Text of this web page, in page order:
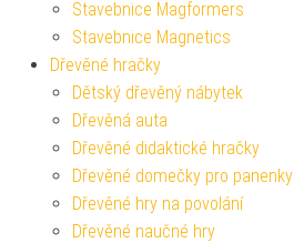
Stavebnice Magformers
Stavebnice Magnetics
Dřevěné hračky
Dětský dřevěný nábytek
Dřevěná auta
Dřevěné didaktické hračky
Dřevěné domečky pro panenky
Dřevěné hry na povolání
Dřevěné naučné hry